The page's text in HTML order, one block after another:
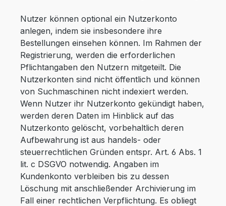
Nutzer können optional ein Nutzerkonto
anlegen, indem sie insbesondere ihre
Bestellungen einsehen können. Im Rahmen der
Registrierung, werden die erforderlichen
Pflichtangaben den Nutzern mitgeteilt. Die
Nutzerkonten sind nicht öffentlich und können
von Suchmaschinen nicht indexiert werden.
Wenn Nutzer ihr Nutzerkonto gekündigt haben,
werden deren Daten im Hinblick auf das
Nutzerkonto gelöscht, vorbehaltlich deren
Aufbewahrung ist aus handels- oder
steuerrechtlichen Gründen entspr. Art. 6 Abs. 1
lit. c DSGVO notwendig. Angaben im
Kundenkonto verbleiben bis zu dessen
Löschung mit anschließender Archivierung im
Fall einer rechtlichen Verpflichtung. Es obliegt